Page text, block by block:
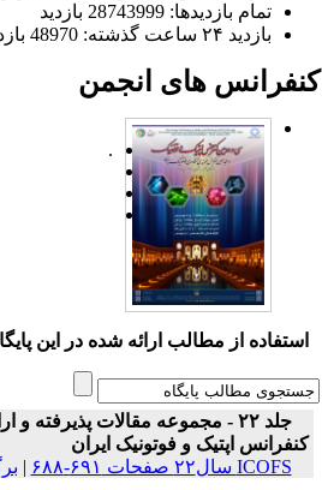
تمام بازدید‌ها: 28743999 بازدید
بازدید ۲۴ ساعت گذشته: 48970 بازدید
های انجمن
.
استفاده از مطالب ارائه شده در این
جلد ۲۲ - مجموعه مقالات پذیرفته و
کنفرانس اپتیک و فوتونیک ایران
ICOFS سال۲۲ صفحات ۶۹۱-۶۸۸
|